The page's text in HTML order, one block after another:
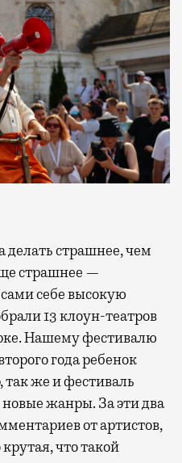
делать страшнее, чем
страшнее —
себе высокую
13 клоун-театров
Нашему фестивалю
года ребенок
так же и фестиваль
новые жанры. За эти два
от артистов,
что такой